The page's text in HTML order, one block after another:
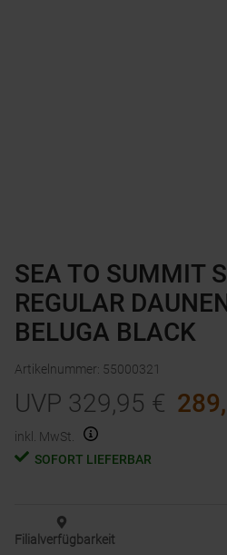
SEA TO SUMMIT
REGULAR
BELUGA BLACK
Artikelnummer: 55000321
UVP 329,95 €
inkl. MwSt.
SOFORT LIEFERBAR
Filialverfügbarkeit